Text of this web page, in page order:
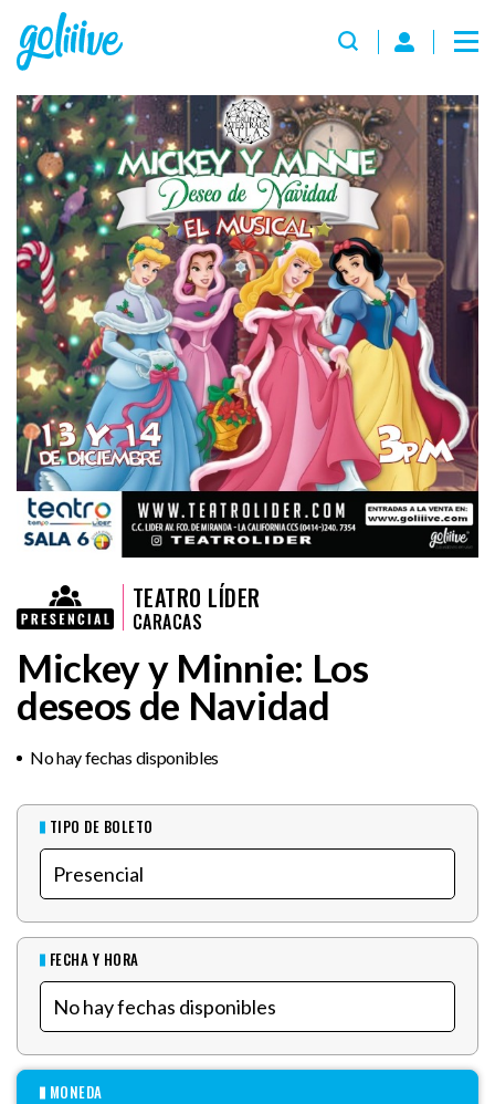
TEATRO LÍDER
CARACAS
Mickey y Minnie: Los
deseos de Navidad
No hay fechas disponibles
TIPO DE BOLETO
FECHA Y HORA
MONEDA